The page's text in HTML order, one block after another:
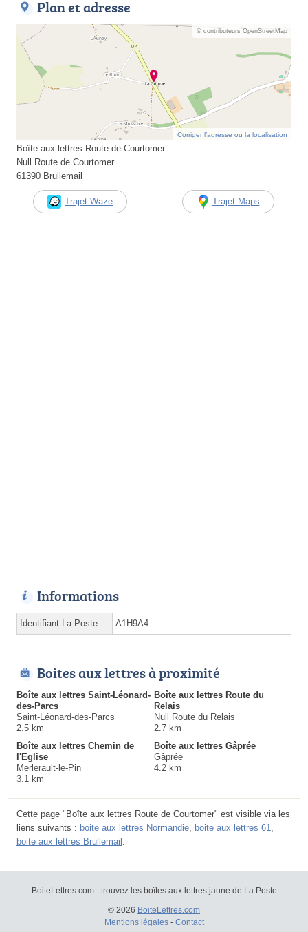
Plan et adresse
© contributeurs OpenStreetMap
Corriger l’adresse ou la localisation
Boîte aux lettres Route de Courtomer
Null Route de Courtomer
61390 Brullemail
Trajet Waze Trajet Maps
Informations
Identifiant La Poste A1H9A4
Boites aux lettres à proximité
Boîte aux lettres Saint-Léonard-
des-Parcs
Saint-Léonard-des-Parcs
2.5 km
Boîte aux lettres Route du
Relais
Null Route du Relais
2.7 km
Boîte aux lettres Chemin de
l'Eglise
Merlerault-le-Pin
3.1 km
Boîte aux lettres Gâprée
Gâprée
4.2 km
Cette page "Boîte aux lettres Route de Courtomer" est visible via les
liens suivants : boite aux lettres Normandie boite aux lettres 61
boite aux lettres Brullemail
BoiteLettres.com - trouvez les boîtes aux lettres jaune de La Poste
© 2026 BoiteLettres.com
Mentions légales- Contact